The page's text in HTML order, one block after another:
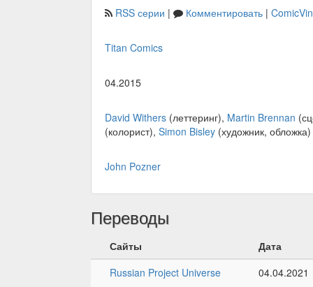
RSS серии | Комментировать |
Titan Comics
04.2015
David Withers (леттеринг), Martin Brennan
(колорист), Simon Bisley (художник, обложка)
John Pozner
Переводы
Сайты
Дата
Russian Project Universe
04.04.2021